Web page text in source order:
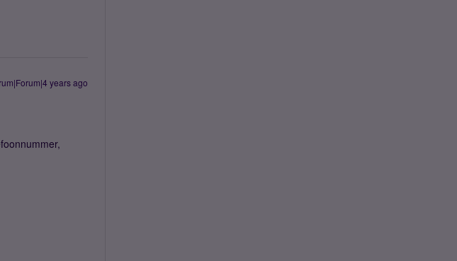
years ago